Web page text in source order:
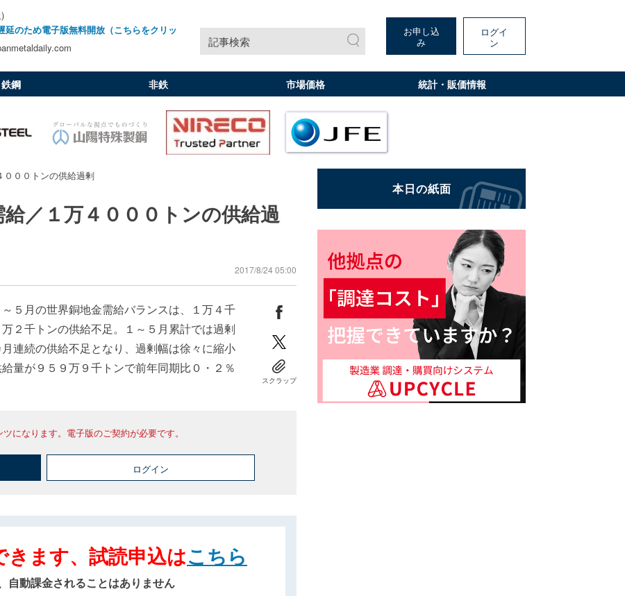
延のため電子版無料開放（こちらをクリッ
記事検索
お申し込
み
ログイ
ン
鉄鋼 非鉄 市場価格 統計・販価情報
０００トンの供給過剰
／１万４０００トンの供給過
2017/8/24 05:00
５月の世界銅地金需給バランスは、１万４千
２千トンの供給不足。１～５月累計では過剰
連続の供給不足となり、過剰幅は徐々に縮小
量が９５９万９千トンで前年同期比０・２％
スクラップ
になります。電子版のご契約が必要です。
ログイン
ます、試読申込はこちら
自動課金されることはありません